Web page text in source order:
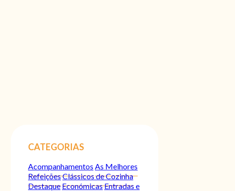
CATEGORIAS
Acompanhamentos As Melhores
RefeiçõesClássicos de Cozinha
Destaque EconómicasEntradas e